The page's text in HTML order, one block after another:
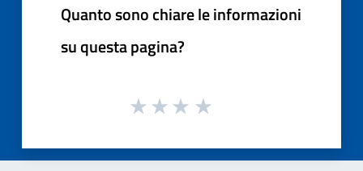
Quanto sono chiare le informazioni
su questa pagina?